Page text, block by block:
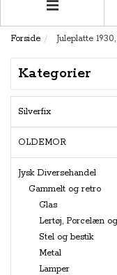
Forside Juleplatte
Kategorier
Silverfix
OLDEMOR
Jysk Diversehandel
Gammelt og retro
Glas
Lertøj, Porcelæn
Stel og bestik
Metal
Lamper